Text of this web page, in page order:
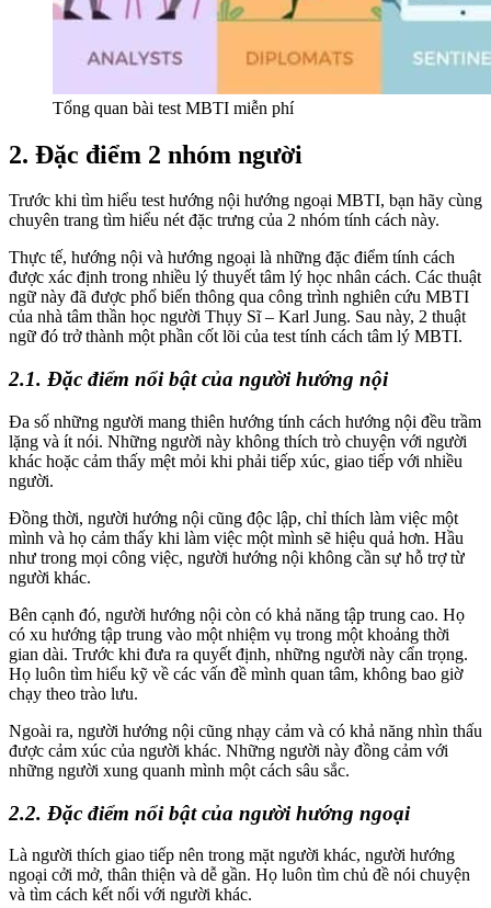
Tổng quan bài test MBTI miễn phí
2. Đặc điểm 2 nhóm người
Trước khi tìm hiểu test hướng nội hướng ngoại MBTI, bạn hãy cùng
chuyên trang tìm hiểu nét đặc trưng của 2 nhóm tính cách này.
Thực tế, hướng nội và hướng ngoại là những đặc điểm tính cách
được xác định trong nhiều lý thuyết tâm lý học nhân cách. Các thuật
ngữ này đã được phổ biến thông qua công trình nghiên cứu MBTI
của nhà tâm thần học người Thụy Sĩ – Karl Jung. Sau này, 2 thuật
ngữ đó trở thành một phần cốt lõi của test tính cách tâm lý MBTI.
2.1. Đặc điểm nổi bật của người hướng nội
Đa số những người mang thiên hướng tính cách hướng nội đều trầm
lặng và ít nói. Những người này không thích trò chuyện với người
khác hoặc cảm thấy mệt mỏi khi phải tiếp xúc, giao tiếp với nhiều
người.
Đồng thời, người hướng nội cũng độc lập, chỉ thích làm việc một
mình và họ cảm thấy khi làm việc một mình sẽ hiệu quả hơn. Hầu
như trong mọi công việc, người hướng nội không cần sự hỗ trợ từ
người khác.
Bên cạnh đó, người hướng nội còn có khả năng tập trung cao. Họ
có xu hướng tập trung vào một nhiệm vụ trong một khoảng thời
gian dài. Trước khi đưa ra quyết định, những người này cẩn trọng.
Họ luôn tìm hiểu kỹ về các vấn đề mình quan tâm, không bao giờ
chạy theo trào lưu.
Ngoài ra, người hướng nội cũng nhạy cảm và có khả năng nhìn thấu
được cảm xúc của người khác. Những người này đồng cảm với
những người xung quanh mình một cách sâu sắc.
2.2. Đặc điểm nổi bật của người hướng ngoại
Là người thích giao tiếp nên trong mặt người khác, người hướng
ngoại cởi mở, thân thiện và dễ gần. Họ luôn tìm chủ đề nói chuyện
và tìm cách kết nối với người khác.